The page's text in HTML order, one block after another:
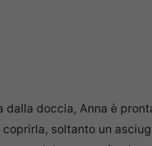
doccia, Anna è
soltanto un